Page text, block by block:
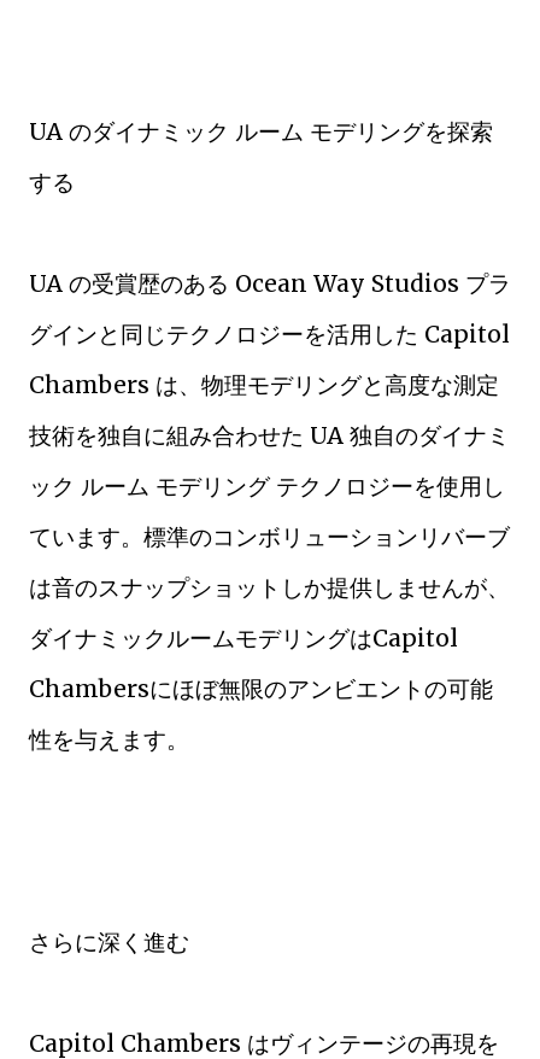
UA のダイナミック ルーム モデリングを探索
する
UA の受賞歴のある Ocean Way Studios プラ
グインと同じテクノロジーを活用した Capitol
Chambers は、物理モデリングと高度な測定
技術を独自に組み合わせた UA 独自のダイナミ
ック ルーム モデリング テクノロジーを使用し
ています。標準のコンボリューションリバーブ
は音のスナップショットしか提供しませんが、
ダイナミックルームモデリングはCapitol
Chambersにほぼ無限のアンビエントの可能
性を与えます。
さらに深く進む
Capitol Chambers はヴィンテージの再現を